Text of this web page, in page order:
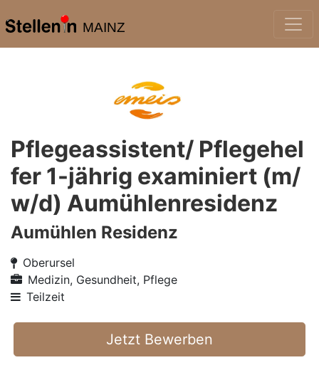
MAINZ
Pflegeassistent/ Pflegehel
fer 1-jährig examiniert (m/
w/d) Aumühlenresidenz
Aumühlen Residenz
Oberursel
Medizin, Gesundheit, Pflege
Teilzeit
Jetzt Bewerben